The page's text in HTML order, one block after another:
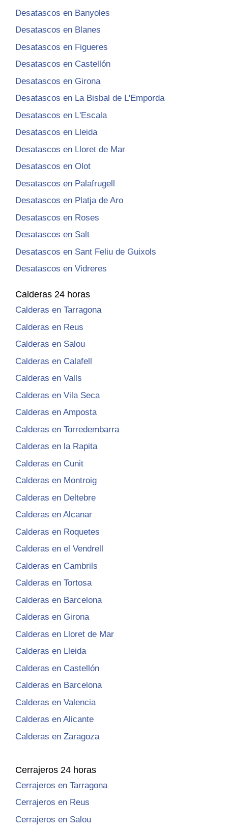
Desatascos en Banyoles
Desatascos en Blanes
Desatascos en Figueres
Desatascos en Castellón
Desatascos en Girona
Desatascos en La Bisbal de L'Emporda
Desatascos en L'Escala
Desatascos en Lleida
Desatascos en Lloret de Mar
Desatascos en Olot
Desatascos en Palafrugell
Desatascos en Platja de Aro
Desatascos en Roses
Desatascos en Salt
Desatascos en Sant Feliu de Guixols
Desatascos en Vidreres
Calderas 24 horas
Calderas en Tarragona
Calderas en Reus
Calderas en Salou
Calderas en Calafell
Calderas en Valls
Calderas en Vila Seca
Calderas en Amposta
Calderas en Torredembarra
Calderas en la Rapita
Calderas en Cunit
Calderas en Montroig
Calderas en Deltebre
Calderas en Alcanar
Calderas en Roquetes
Calderas en el Vendrell
Calderas en Cambrils
Calderas en Tortosa
Calderas en Barcelona
Calderas en Girona
Calderas en Lloret de Mar
Calderas en Lleida
Calderas en Castellón
Calderas en Barcelona
Calderas en Valencia
Calderas en Alicante
Calderas en Zaragoza
Cerrajeros 24 horas
Cerrajeros en Tarragona
Cerrajeros en Reus
Cerrajeros en Salou